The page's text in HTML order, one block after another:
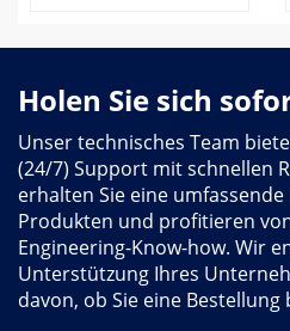
Holen Sie sich
Unser technisches Team
(24/7) Support mit schnellen
erhalten Sie eine
Produkten und profitieren
Engineering-Know-how. Wir
Unterstützung Ihres
davon, ob Sie eine Bestellung